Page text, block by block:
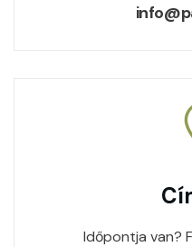
Időpontja van?